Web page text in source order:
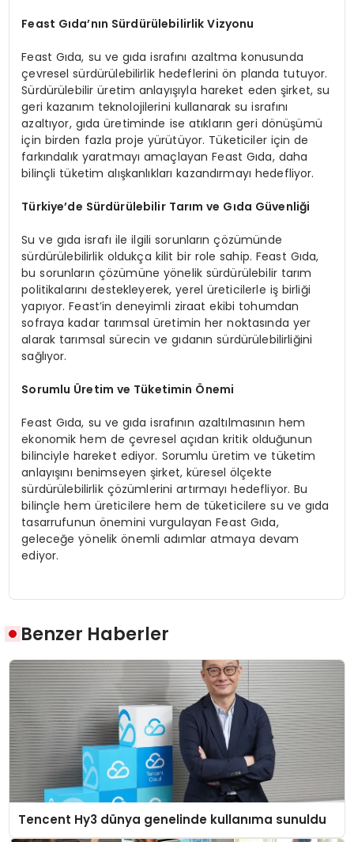
Feast Gıda’nın Sürdürülebilirlik Vizyonu
Feast Gıda, su ve gıda israfını azaltma konusunda
çevresel sürdürülebilirlik hedeflerini ön planda tutuyor.
Sürdürülebilir üretim anlayışıyla hareket eden şirket, su
geri kazanım teknolojilerini kullanarak su israfını
azaltıyor, gıda üretiminde ise atıkların geri dönüşümü
için birden fazla proje yürütüyor. Tüketiciler için de
farkındalık yaratmayı amaçlayan Feast Gıda, daha
bilinçli tüketim alışkanlıkları kazandırmayı hedefliyor.
Türkiye’de Sürdürülebilir Tarım ve Gıda Güvenliği
Su ve gıda israfı ile ilgili sorunların çözümünde
sürdürülebilirlik oldukça kilit bir role sahip. Feast Gıda,
bu sorunların çözümüne yönelik sürdürülebilir tarım
politikalarını destekleyerek, yerel üreticilerle iş birliği
yapıyor. Feast’in deneyimli ziraat ekibi tohumdan
sofraya kadar tarımsal üretimin her noktasında yer
alarak tarımsal sürecin ve gıdanın sürdürülebilirliğini
sağlıyor.
Sorumlu Üretim ve Tüketimin Önemi
Feast Gıda, su ve gıda israfının azaltılmasının hem
ekonomik hem de çevresel açıdan kritik olduğunun
bilinciyle hareket ediyor. Sorumlu üretim ve tüketim
anlayışını benimseyen şirket, küresel ölçekte
sürdürülebilirlik çözümlerini artırmayı hedefliyor. Bu
bilinçle hem üreticilere hem de tüketicilere su ve gıda
tasarrufunun önemini vurgulayan Feast Gıda,
geleceğe yönelik önemli adımlar atmaya devam
ediyor.
Benzer Haberler
Tencent Hy3 dünya genelinde kullanıma sunuldu